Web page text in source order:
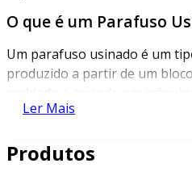
O que é um Parafuso
Um parafuso usinado é um
produzido a partir de um
moldado e cortado em
Ao contrário dos parafusos
e moldado, os parafusos
Ler Mais
Produtos